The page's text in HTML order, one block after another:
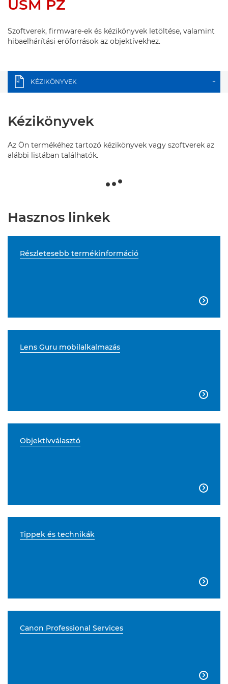
USM PZ
Szoftverek, firmware-ek és kézikönyvek letöltése, valamint
hibaelhárítási erőforrások az objektívekhez.
KÉZIKÖNYVEK +
Kézikönyvek
Az Ön termékéhez tartozó kézikönyvek vagy szoftverek az
alábbi listában találhatók.
Hasznos linkek
Részletesebb termékinformáció

Lens Guru mobilalkalmazás

Objektívválasztó

Tippek és technikák

Canon Professional Services
